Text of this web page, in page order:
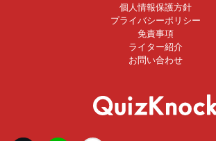
個人情報保護方針
プライバシーポリシー
免責事項
ライター紹介
お問い合わせ